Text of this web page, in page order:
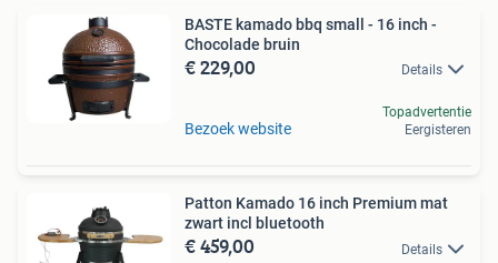
BASTE kamado bbq small - 16 inch -
Chocolade bruin
€ 229,00 Details
Bezoek website
Topadvertentie
Eergisteren
Patton Kamado 16 inch Premium mat
zwart incl bluetooth
€ 459,00 Details